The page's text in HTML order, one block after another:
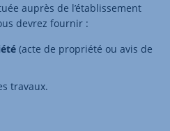
auprès de l’établissement
devrez fournir :
(acte de propriété ou avis de
travaux.